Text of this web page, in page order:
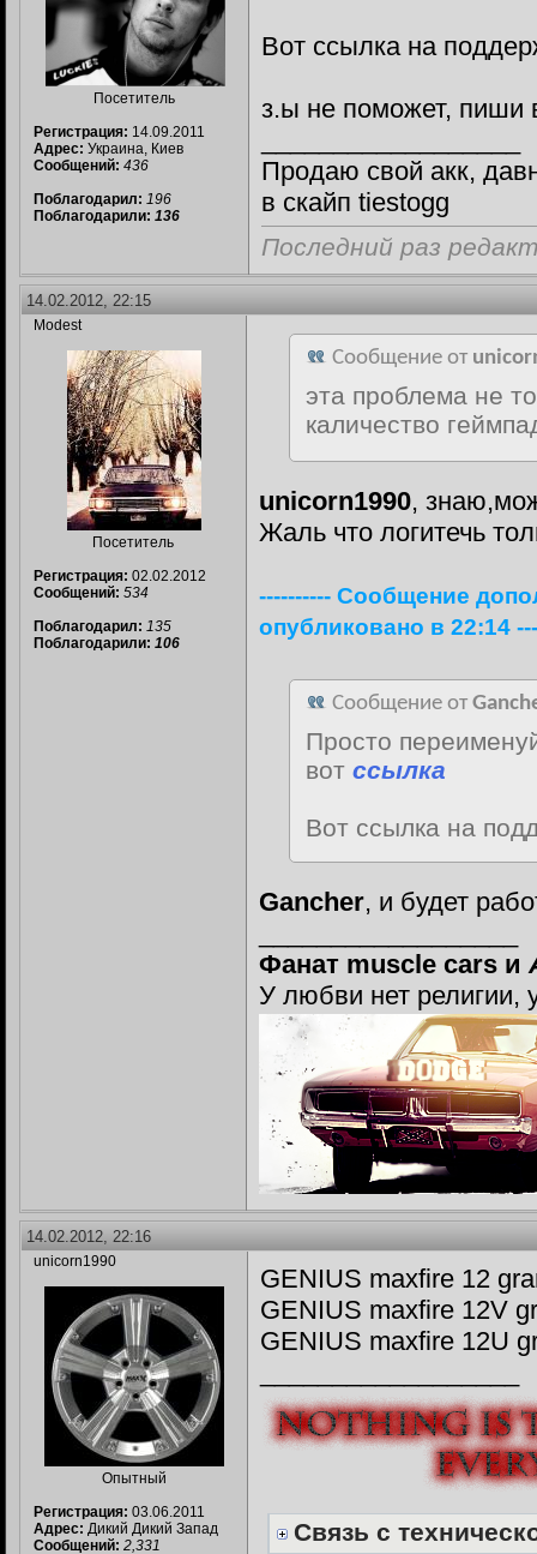
Посетитель
Регистрация: 14.09.2011
Адрес: Украина, Киев
Сообщений: 436
Поблагодарил: 196
Поблагодарили: 136
Вот ссылка на
з.ы не поможет, пиши
Продаю свой акк,
в скайп tiestogg
Последний раз
14.02.2012, 22:15
Modest
Посетитель
Регистрация: 02.02.2012
Сообщений: 534
Поблагодарил: 135
Поблагодарили: 106
Сообщение от
эта проблема не
каличество
unicorn1990,
Жаль что логитечь
---------- Сообщение
опубликовано в 22:14
Сообщение от
Просто
вот ссылка
Вот ссылка на
Gancher, и будет
Фанат muscle cars и
У любви нет религии,
14.02.2012, 22:16
unicorn1990
Опытный
Регистрация: 03.06.2011
Адрес: Дикий Дикий Запад
Сообщений: 2,331
GENIUS maxfire 12
GENIUS maxfire 12V
GENIUS maxfire 12U
Связь с